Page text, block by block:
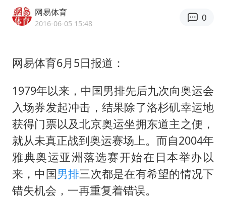
广东雷州通报特教老师招聘违规事件
“新疆阿勒泰八月能滑雪”不实
我国外贸延续良好增长态势
陈幸同晋级WTT横滨冠军赛8强
宇树科技中一签需缴款7.54万元
两名乘客在飞机上因调节座椅起冲突
网易体育
2016-06-05 15:48
0
网易体育6月5日报道：
1979年以来，中国男排先后九次向奥运会
入场券发起冲击，结果除了洛杉矶幸运地
获得门票以及北京奥运坐拥东道主之便，
就从未真正战到奥运赛场上。而自2004年
雅典奥运亚洲落选赛开始在日本举办以
来，中国男排三次都是在有希望的情况下
错失机会，一再重复着错误。